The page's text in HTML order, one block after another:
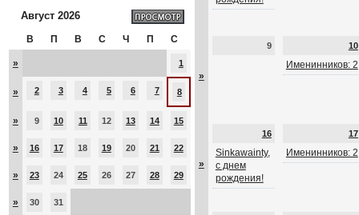
Август 2026
В П В С Ч П С
» 1
» 2 3 4 5 6 7 8
» 9 10 11 12 13 14 15
» 16 17 18 19 20 21 22
» 23 24 25 26 27 28 29
» 30 31
»
9 10
Именинников: 2
»
16
Sinkawainty,
с днем
рождения!
17
Именинников: 2